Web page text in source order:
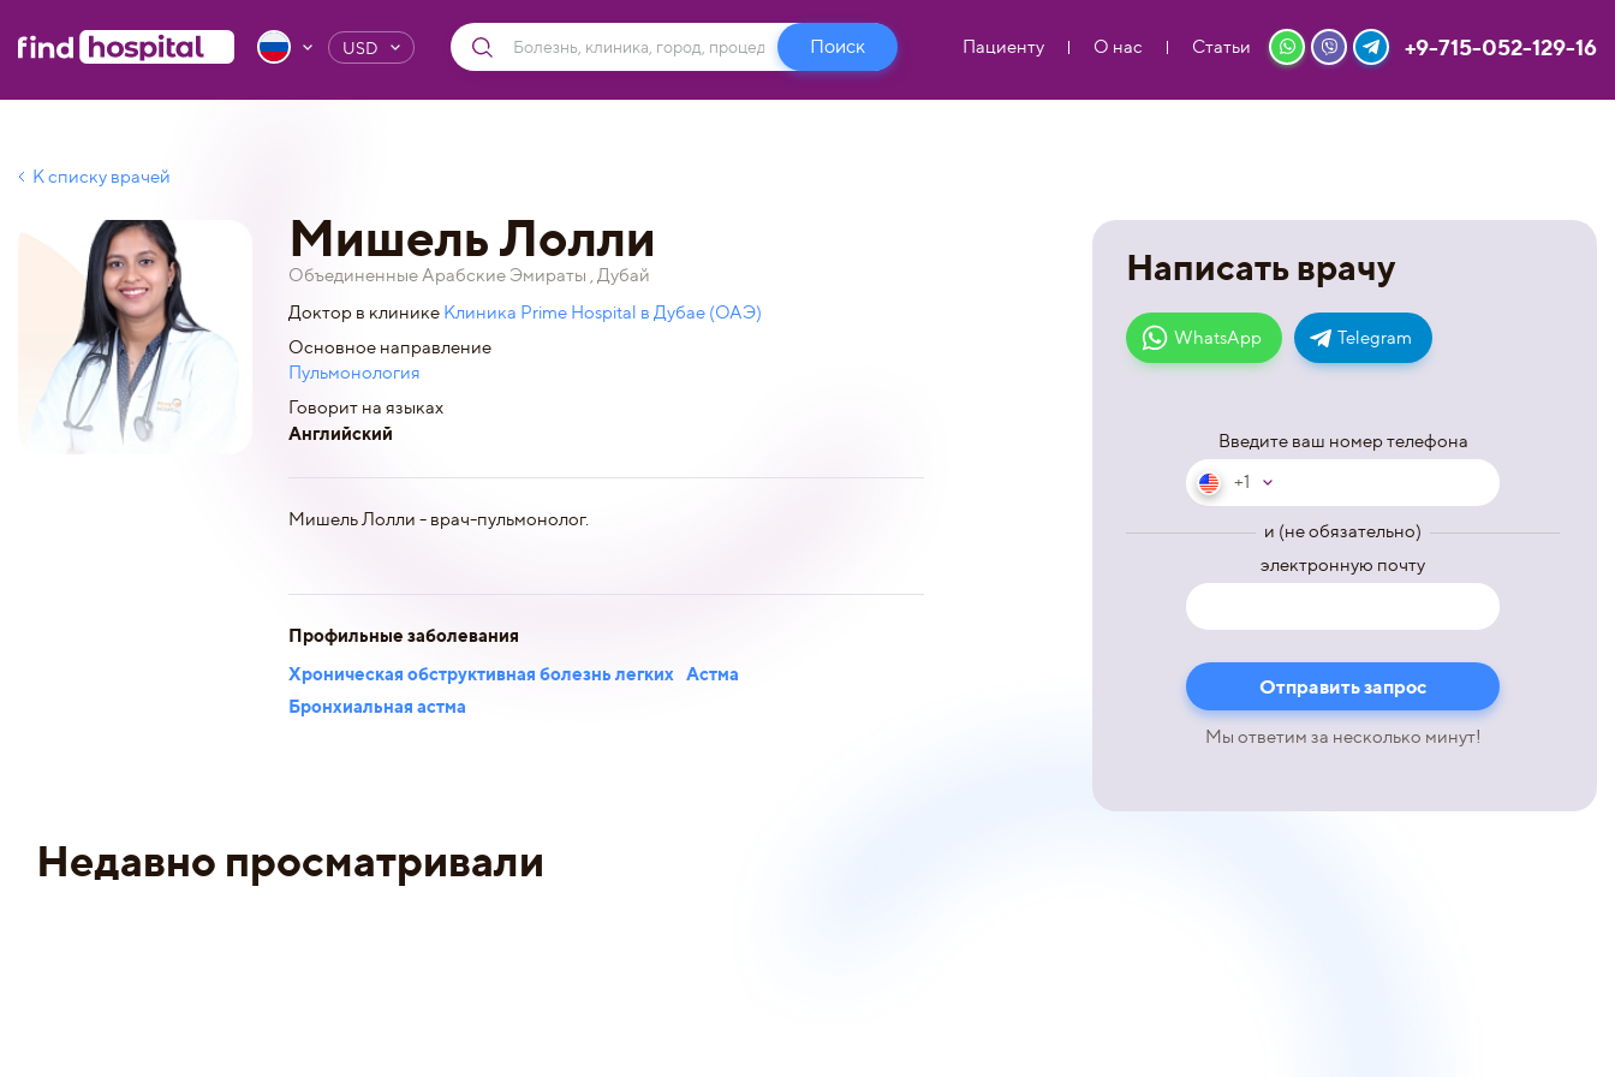
USD Пациенту О нас Статьи +9-715-052-129-16
К списку врачей
Написать врачу
WhatsApp Telegram
Введите ваш номер телефона
+1
и (не обязательно)
электронную почту
Мы ответим за несколько минут!
Мишель Лолли
Объединенные Арабские Эмираты , Дубай
Доктор в клинике Клиника Prime Hospital в Дубае (ОАЭ)
Основное направление
Пульмонология
Говорит на языках
Английский
Мишель Лолли - врач-пульмонолог.
Профильные заболевания
Хроническая обструктивная болезнь легких Астма
Бронхиальная астма
Недавно просматривали